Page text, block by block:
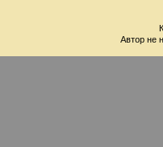
Автор не